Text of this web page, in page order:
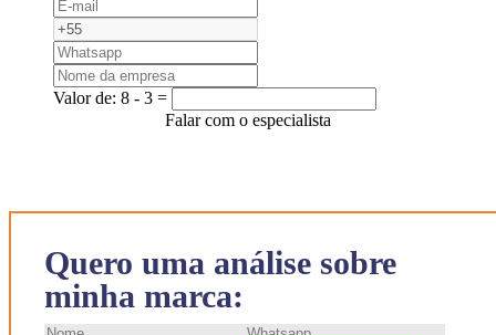
Quero uma análise sobre
minha marca:
Valor de: 8 - 3 =
Falar com o especialista